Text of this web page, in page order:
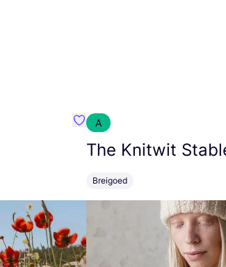
Favoriete {naam}
A
The Knitwit
Breigoed